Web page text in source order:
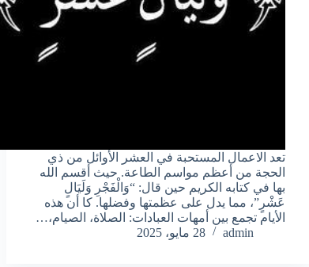
تعد الاعمال المستحبة في العشر الأوائل من ذي
الحجة من أعظم مواسم الطاعة. حيث أقسم الله
بها في كتابه الكريم حين قال: “وَالْفَجْرِ وَلَيَالٍ
عَشْرٍ”، مما يدل على عظمتها وفضلها. كا أن هذه
الأيام تجمع بين أمهات العبادات: الصلاة، الصيام،…
admin
28 مايو، 2025